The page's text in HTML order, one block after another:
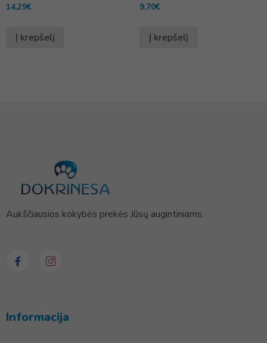
14,29€
Į krepšelį
9,70€
Į krepšelį
Aukščiausios kokybės prekės Jūsų augintiniams.
Informacija